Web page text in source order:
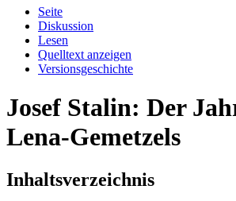
Seite
Diskussion
Lesen
Quelltext anzeigen
Versionsgeschichte
Josef Stalin: Der
Lena-Gemetzels
Inhaltsverzeichnis